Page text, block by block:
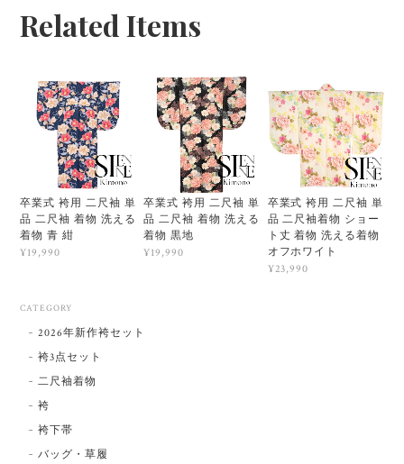
Related Items
卒業式 袴用 二尺袖 単
品 二尺袖 着物 洗える
着物 青 紺
¥19,990
卒業式 袴用 二尺袖 単
品 二尺袖 着物 洗える
着物 黒地
¥19,990
卒業式 袴用 二尺袖 単
品 二尺袖着物 ショー
ト丈 着物 洗える着物
オフホワイト
¥23,990
CATEGORY
2026年新作袴セット
袴3点セット
二尺袖着物
袴
袴下帯
バッグ・草履